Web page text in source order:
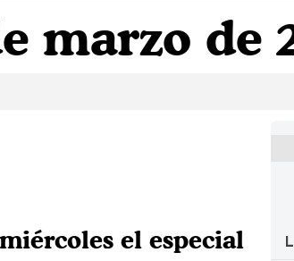
marzo de
el especial
L